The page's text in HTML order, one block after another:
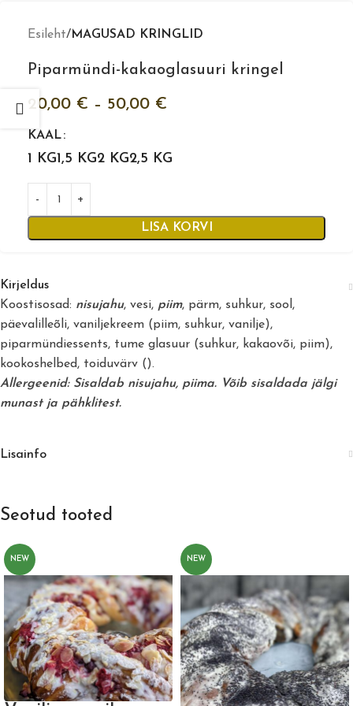
Esileht MAGUSAD KRINGLID
Piparmündi-kakaoglasuuri kringel
20,00 € – 50,00 €
KAAL
1 KG1,5 KG2 KG2,5 KG
LISA KORVI
Kirjeldus
Koostisosad: nisujahu, vesi, piim, pärm, suhkur, sool,
päevalilleõli, vaniljekreem (piim, suhkur, vanilje),
piparmündiessents, tume glasuur (suhkur, kakaovõi, piim),
kookoshelbed, toiduvärv ().
Allergeenid: Sisaldab nisujahu, piima. Võib sisaldada jälgi
munast ja pähklitest.
Lisainfo
Seotud tooted
NEW NEW